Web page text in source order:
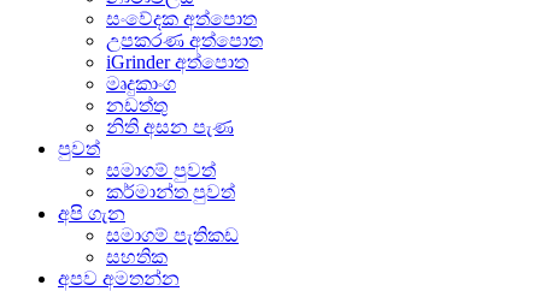
සංවේදක අත්පොත
උපකරණ අත්පොත
iGrinder අත්පොත
මෘදුකාංග
නඩත්තු
නිති අසන පැණ
පුවත්
සමාගම් පුවත්
කර්මාන්ත පුවත්
අපි ගැන
සමාගම් පැතිකඩ
සහතික
අපව අමතන්න